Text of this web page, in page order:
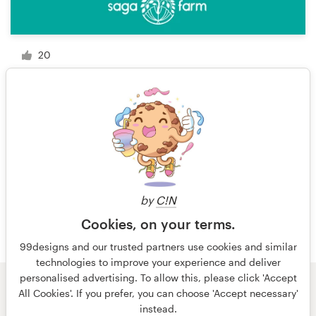
by C!N
Cookies, on your terms.
99designs and our trusted partners use cookies and similar
technologies to improve your experience and deliver
personalised advertising. To allow this, please click 'Accept
All Cookies'. If you prefer, you can choose 'Accept necessary'
instead.
20
1 van 20
© 99designs
door Vista
Algemene voorwaarden